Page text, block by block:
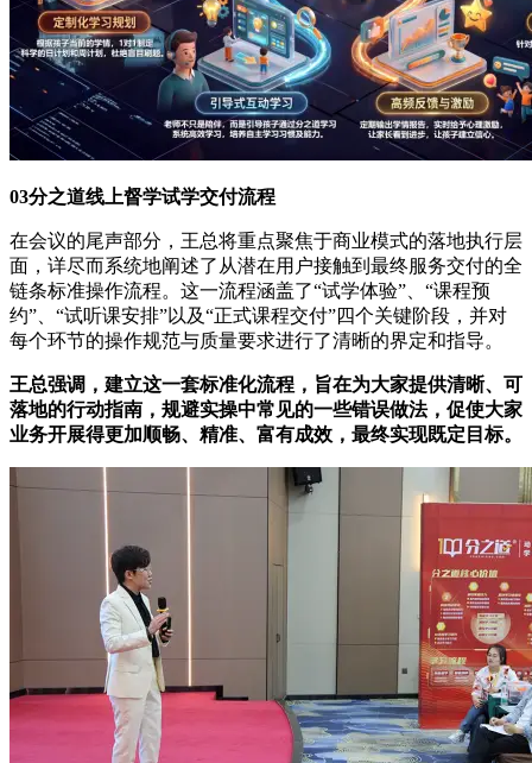
03分之道线上督学试学交付流程
在会议的尾声部分，王总将重点聚焦于商业模式的落地执行层
面，详尽而系统地阐述了从潜在用户接触到最终服务交付的全
链条标准操作流程。这一流程涵盖了“试学体验”、“课程预
约”、“试听课安排”以及“正式课程交付”四个关键阶段，并对
每个环节的操作规范与质量要求进行了清晰的界定和指导。
王总强调，建立这一套标准化流程，旨在为大家提供清晰、可
落地的行动指南，规避实操中常见的一些错误做法，促使大家
业务开展得更加顺畅、精准、富有成效，最终实现既定目标。